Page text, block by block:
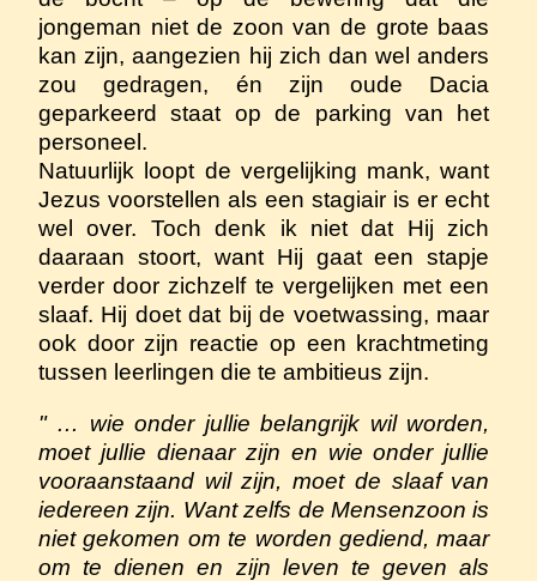
jongeman niet de zoon van de grote baas
kan zijn, aangezien hij zich dan wel anders
zou gedragen, én zijn oude Dacia
geparkeerd staat op de parking van het
personeel.
Natuurlijk loopt de vergelijking mank, want
Jezus voorstellen als een stagiair is er echt
wel over. Toch denk ik niet dat Hij zich
daaraan stoort, want Hij gaat een stapje
verder door zichzelf te vergelijken met een
slaaf. Hij doet dat bij de voetwassing, maar
ook door zijn reactie op een krachtmeting
tussen leerlingen die te ambitieus zijn.
" … wie onder jullie belangrijk wil worden,
moet jullie dienaar zijn en wie onder jullie
vooraanstaand wil zijn, moet de slaaf van
iedereen zijn. Want zelfs de Mensenzoon is
niet gekomen om te worden gediend, maar
om te dienen en zijn leven te geven als